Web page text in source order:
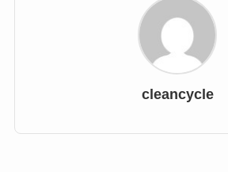
cleancycle